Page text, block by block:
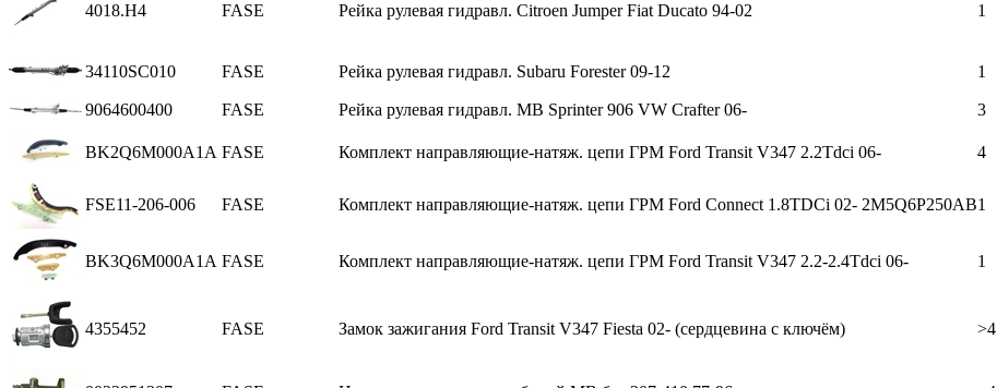
4018.H4 FASE Рейка рулевая гидравл. Citroen Jumper Fiat Ducato 94-02 1
34110SC010 FASE Рейка рулевая гидравл. Subaru Forester 09-12 1
9064600400 FASE Рейка рулевая гидравл. MB Sprinter 906 VW Crafter 06- 3
BK2Q6M000A1A FASE Комплект направляющие-натяж. цепи ГРМ Ford Transit V347 2.2Tdci 06- 4
FSE11-206-006 FASE Комплект направляющие-натяж. цепи ГРМ Ford Connect 1.8TDCi 02- 2M5Q6P250AB1
BK3Q6M000A1A FASE Комплект направляющие-натяж. цепи ГРМ Ford Transit V347 2.2-2.4Tdci 06- 1
4355452 FASE Замок зажигания Ford Transit V347 Fiesta 02- (сердцевина с ключём) >4